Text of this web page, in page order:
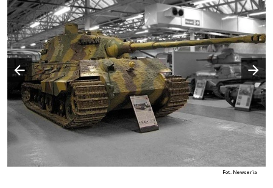
Fot. Newseria
Poprzedni slajd
Następny slajd